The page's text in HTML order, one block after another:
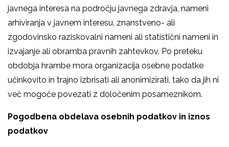
javnega interesa na področju javnega zdravja, nameni
arhiviranja v javnem interesu, znanstveno- ali
zgodovinsko raziskovalni nameni ali statistični nameni in
izvajanje ali obramba pravnih zahtevkov. Po preteku
obdobja hrambe mora organizacija osebne podatke
učinkovito in trajno izbrisati ali anonimizirati, tako da jih ni
več mogoče povezati z določenim posameznikom.
Pogodbena obdelava osebnih podatkov in iznos
podatkov